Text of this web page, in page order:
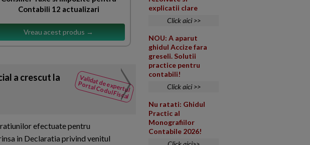
Contabili 12 actualizari
Vreau acest produs →
Validat de expertul
Portal Codul Fiscal
a crescut la
NOUTATI
din Codul
efectuate pentru
in Declaratia privind venitul
explicatii clare
Click aici >>
NOU: A aparut
ghidul Accize fara
greseli. Solutii
practice pentru
contabili!
Click aici >>
Nu ratati: Ghidul
Practic al
Monografiilor
Contabile 2026!